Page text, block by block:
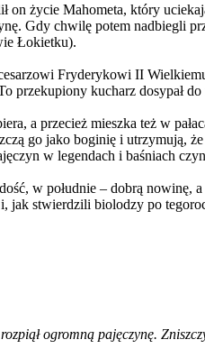
on życie Mahometa, który
Gdy chwilę potem nadbiegli
Łokietku).
Fryderykowi II
przekupiony kucharz dosypał
a przecież mieszka też w
go jako boginię i utrzymują,
w legendach i baśniach
w południe – dobrą
jak stwierdzili biolodzy po
ogromną pajęczynę.